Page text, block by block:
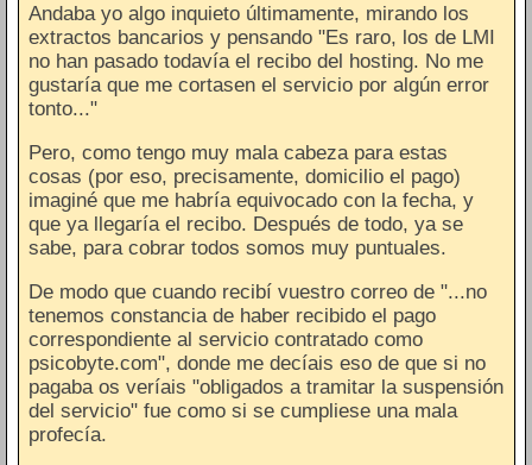
Andaba yo algo inquieto últimamente, mirando los
extractos bancarios y pensando "Es raro, los de LMI
no han pasado todavía el recibo del hosting. No me
gustaría que me cortasen el servicio por algún error
tonto..."
Pero, como tengo muy mala cabeza para estas
cosas (por eso, precisamente, domicilio el pago)
imaginé que me habría equivocado con la fecha, y
que ya llegaría el recibo. Después de todo, ya se
sabe, para cobrar todos somos muy puntuales.
De modo que cuando recibí vuestro correo de "...no
tenemos constancia de haber recibido el pago
correspondiente al servicio contratado como
psicobyte.com", donde me decíais eso de que si no
pagaba os veríais "obligados a tramitar la suspensión
del servicio" fue como si se cumpliese una mala
profecía.